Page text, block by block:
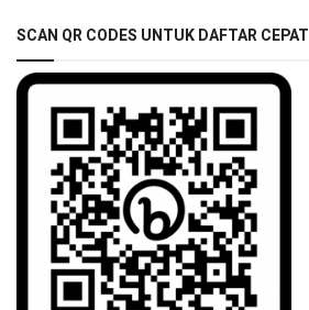
SCAN QR CODES UNTUK DAFTAR CEPAT